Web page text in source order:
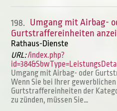
198. Umgang mit Airbag-
Gurtstraffereinheiten
Rathaus-Dienste
URL:/index.php?
Umgang mit Airbag- oder
Wenn Sie bei Ihrer
Gurtstraffereinheiten der
zu zünden, müssen Sie…